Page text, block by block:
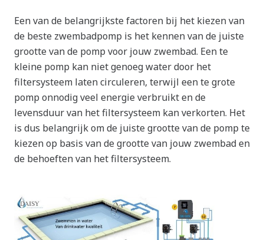
Een van de belangrijkste factoren bij het kiezen van
de beste zwembadpomp is het kennen van de juiste
grootte van de pomp voor jouw zwembad. Een te
kleine pomp kan niet genoeg water door het
filtersysteem laten circuleren, terwijl een te grote
pomp onnodig veel energie verbruikt en de
levensduur van het filtersysteem kan verkorten. Het
is dus belangrijk om de juiste grootte van de pomp te
kiezen op basis van de grootte van jouw zwembad en
de behoeften van het filtersysteem.